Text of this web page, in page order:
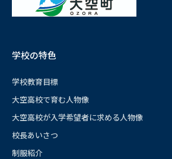
学校の特色
学校教育目標
大空高校で育む人物像
大空高校が入学希望者に求める人物像
校長あいさつ
制服紹介